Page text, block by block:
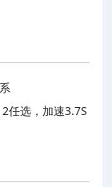
任选，加速3.7S